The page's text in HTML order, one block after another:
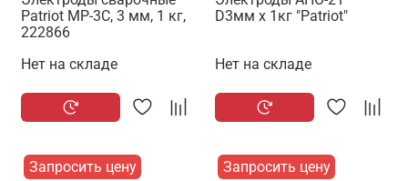
Patriot МР-3С, 3 мм, 1 кг,
222866
Нет на складе
D3мм x 1кг "Patriot"
Нет на складе
Запросить цену Запросить цену